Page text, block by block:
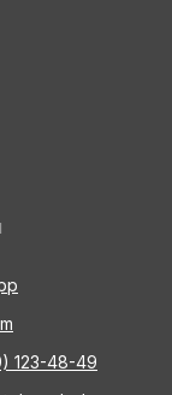
123-48-49